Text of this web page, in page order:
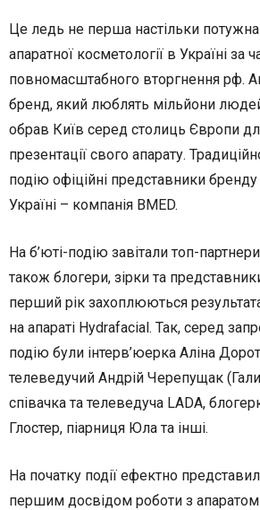
Це ледь не перша настільки
апаратної косметології в Україні за
повномасштабного вторгнення рф.
бренд, який люблять мільйони
обрав Київ серед столиць Європи
презентації свого апарату.
подію офіційні представники
Україні – компанія BMED.
На б’юті-подію завітали топ-
також блогери, зірки та
перший рік захоплюються
на апараті Hydrafacial. Так, серед
подію були інтерв’юерка Аліна
телеведучий Андрій Черепущак
співачка та телеведуча LADA,
Глостер, піарниця Юла та інші.
На початку події ефектно
першим досвідом роботи з